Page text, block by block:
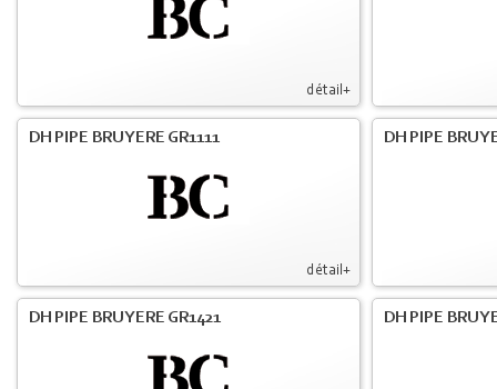
détail+
détail+
DH PIPE BRUYERE GR1111 DH PIPE
DH PIPE BRUYERE GR1421 DH PIPE